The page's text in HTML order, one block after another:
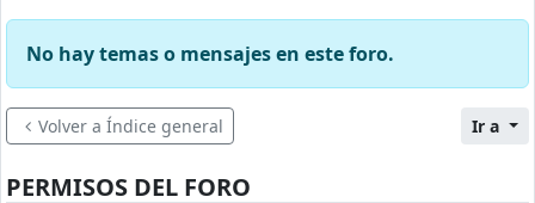
No hay temas o mensajes en este foro.
Volver a Índice general Ir a
PERMISOS DEL FORO